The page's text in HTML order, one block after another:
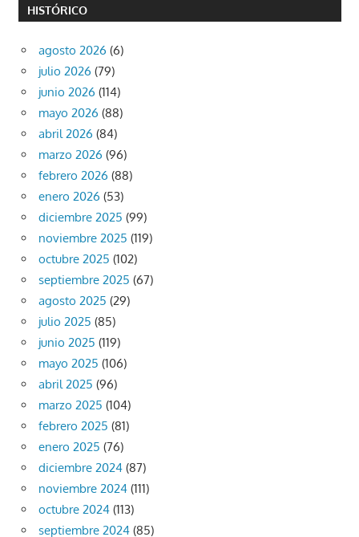
HISTÓRICO
agosto 2026 (6)
julio 2026 (79)
junio 2026 (114)
mayo 2026 (88)
abril 2026 (84)
marzo 2026 (96)
febrero 2026 (88)
enero 2026 (53)
diciembre 2025 (99)
noviembre 2025 (119)
octubre 2025 (102)
septiembre 2025 (67)
agosto 2025 (29)
julio 2025 (85)
junio 2025 (119)
mayo 2025 (106)
abril 2025 (96)
marzo 2025 (104)
febrero 2025 (81)
enero 2025 (76)
diciembre 2024 (87)
noviembre 2024 (111)
octubre 2024 (113)
septiembre 2024 (85)